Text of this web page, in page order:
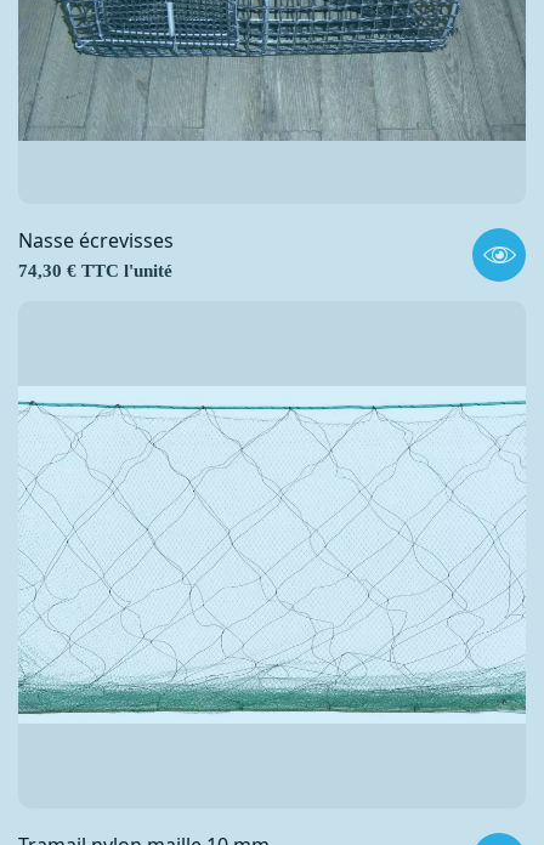
Nasse écrevisses
Prix
74,30 € TTC l'unité